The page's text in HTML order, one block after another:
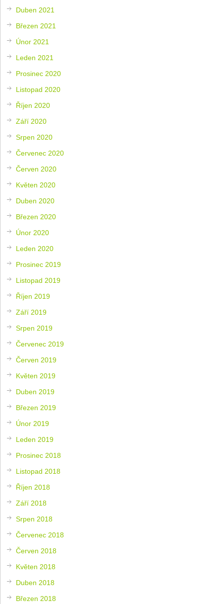
Duben 2021
Březen 2021
Únor 2021
Leden 2021
Prosinec 2020
Listopad 2020
Říjen 2020
Září 2020
Srpen 2020
Červenec 2020
Červen 2020
Květen 2020
Duben 2020
Březen 2020
Únor 2020
Leden 2020
Prosinec 2019
Listopad 2019
Říjen 2019
Září 2019
Srpen 2019
Červenec 2019
Červen 2019
Květen 2019
Duben 2019
Březen 2019
Únor 2019
Leden 2019
Prosinec 2018
Listopad 2018
Říjen 2018
Září 2018
Srpen 2018
Červenec 2018
Červen 2018
Květen 2018
Duben 2018
Březen 2018